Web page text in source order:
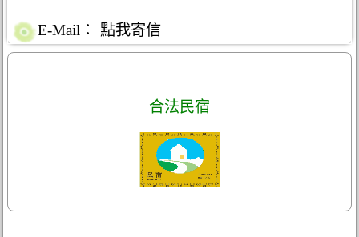
E-Mail： 點我寄信
合法民宿